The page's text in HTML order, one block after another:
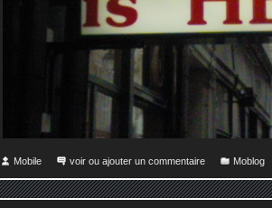
Mobile voir ou ajouter un commentaire Moblog